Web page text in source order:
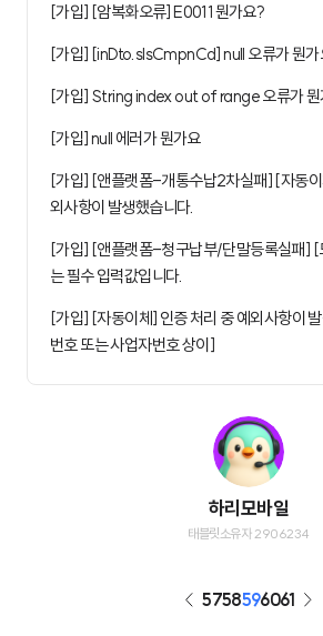
[가입] [암복화오류] E0011 뭔가요?
[가입] [inDto.slsCmpnCd] null 오류가 뭔가
[가입] String index out of range 오류가 뭔
[가입] null 에러가 뭔가요
[가입] [앤플랫폼-개통수납2차실패] [자동이
외사항이 발생했습니다.
[가입] [앤플랫폼-청구납부/단말등록실패] [
는 필수 입력값입니다.
[가입] [자동이체] 인증 처리 중 예외사항이
번호 또는 사업자번호 상이]
하리모바일
태블릿소유자 2906234
5758596061